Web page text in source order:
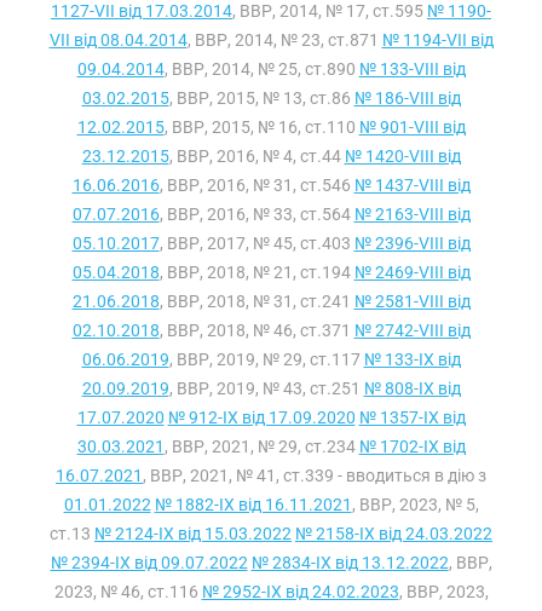
1127-VII від 17.03.2014, ВВР, 2014, № 17, ст.595 № 1190-
VII від 08.04.2014, ВВР, 2014, № 23, ст.871 № 1194-VII від
09.04.2014, ВВР, 2014, № 25, ст.890 № 133-VIII від
03.02.2015, ВВР, 2015, № 13, ст.86 № 186-VIII від
12.02.2015, ВВР, 2015, № 16, ст.110 № 901-VIII від
23.12.2015, ВВР, 2016, № 4, ст.44 № 1420-VIII від
16.06.2016, ВВР, 2016, № 31, ст.546 № 1437-VIII від
07.07.2016, ВВР, 2016, № 33, ст.564 № 2163-VIII від
05.10.2017, ВВР, 2017, № 45, ст.403 № 2396-VIII від
05.04.2018, ВВР, 2018, № 21, ст.194 № 2469-VIII від
21.06.2018, ВВР, 2018, № 31, ст.241 № 2581-VIII від
02.10.2018, ВВР, 2018, № 46, ст.371 № 2742-VIII від
06.06.2019, ВВР, 2019, № 29, ст.117 № 133-IX від
20.09.2019, ВВР, 2019, № 43, ст.251 № 808-IX від
17.07.2020 № 912-IX від 17.09.2020 № 1357-IX від
30.03.2021 , ВВР, 2021, № 29, ст.234 № 1702-IX від
16.07.2021 , ВВР, 2021, № 41, ст.339 - вводиться в дію з
01.01.2022 № 1882-IX від 16.11.2021 , ВВР, 2023, № 5,
ст.13 № 2124-IX від 15.03.2022 № 2158-IX від 24.03.2022
№ 2394-IX від 09.07.2022 № 2834-IX від 13.12.2022, ВВР,
2023, № 46, ст.116 № 2952-IX від 24.02.2023, ВВР, 2023,